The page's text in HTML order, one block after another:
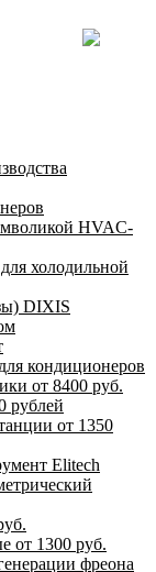
HVAC-
холодильной
DIXIS
кондиционеров
от 8400 руб.
рублей
от 1350
Elitech
от 1300 руб.
фреона